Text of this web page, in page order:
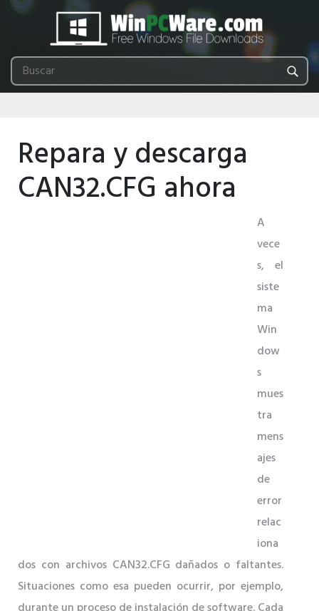
Repara y descarga
CAN32.CFG ahora
A
vece
s, el
siste
ma
Win
dow
s
mues
tra
mens
ajes
de
error
relac
iona
dos con archivos CAN32.CFG dañados o faltantes.
Situaciones como esa pueden ocurrir, por ejemplo,